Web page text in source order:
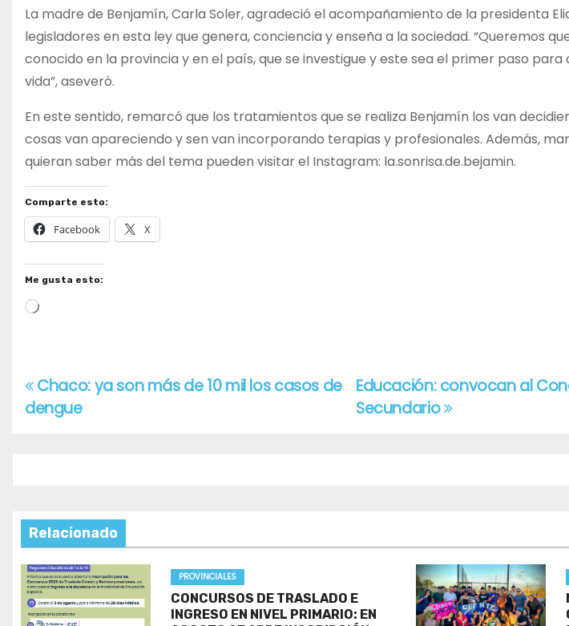
La madre de Benjamín, Carla Soler, agradeció el acompañamiento de la presidenta
legisladores en esta ley que genera, conciencia y enseña a la sociedad. “Queremos
conocido en la provincia y en el país, que se investigue y este sea el primer paso
vida”, aseveró.
En este sentido, remarcó que los tratamientos que se realiza Benjamín los van
cosas van apareciendo y sen van incorporando terapias y profesionales. Además,
quieran saber más del tema pueden visitar el Instagram: la.sonrisa.de.bejamin.
Comparte esto:
Facebook X
Me gusta esto:
Cargando...
Navegación
de
Educación: convocan al
Secundario
Chaco: ya son más de 10 mil los casos de
dengue
Relacionado
PROVINCIALES
CONCURSOS DE TRASLADO E
INGRESO EN NIVEL PRIMARIO: EN